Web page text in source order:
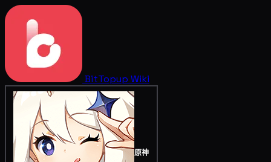
BitTopup Wiki
原神